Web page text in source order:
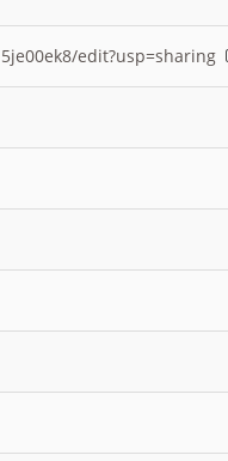
edit?usp=sharing